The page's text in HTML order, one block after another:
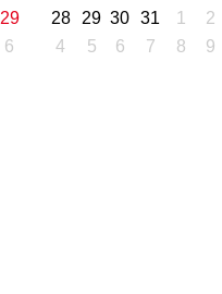
29
6
28
29 30 31 1 2
4
5 6 7 8 9